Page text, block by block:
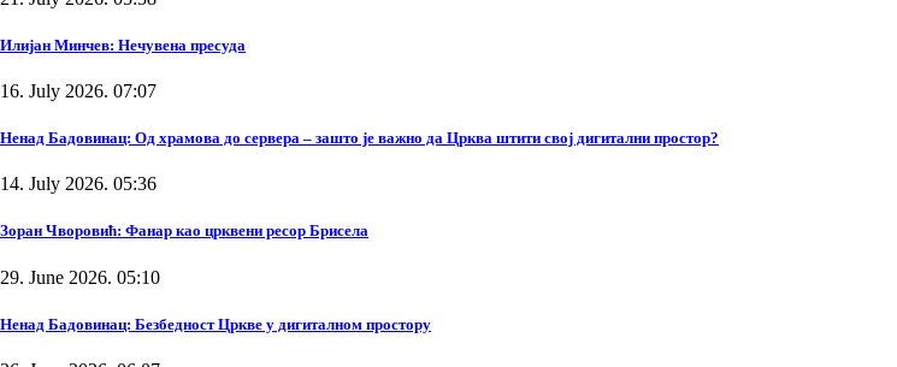
Илијан Минчев: Нечувена пресуда
16. July 2026. 07:07
Ненад Бадовинац: Од храмова до сервера – зашто је важно да Црква штити свој дигитални простор?
14. July 2026. 05:36
Зоран Чворовић: Фанар као црквени ресор Брисела
29. June 2026. 05:10
Ненад Бадовинац: Безбедност Цркве у дигиталном простору